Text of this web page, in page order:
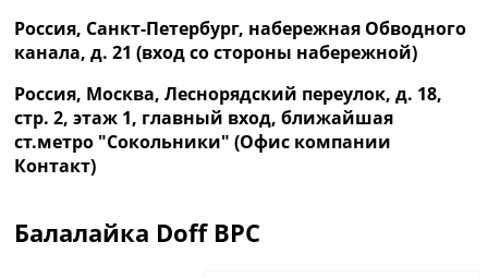
Россия, Санкт-Петербург, набережная Обводного
канала, д. 21 (вход со стороны набережной)
Россия, Москва, Леснорядский переулок, д. 18,
стр. 2, этаж 1, главный вход, ближайшая
ст.метро "Сокольники" (Офис компании
Контакт)
Балалайка Doff BPC